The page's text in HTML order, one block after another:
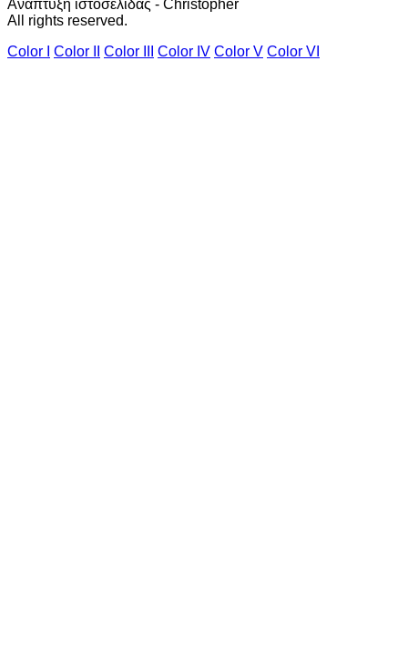
Ανάπτυξη ιστοσελίδας - Christopher
All rights reserved.
Color I
Color II Color III Color IV Color V Color VI